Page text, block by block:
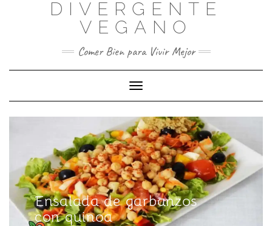
DIVERGENTE
VEGANO
Comer Bien para Vivir Mejor
Toggle Navigation
Ensalada de garbanzos
con quinoa